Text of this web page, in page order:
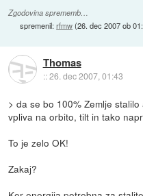
Zgodovina sprememb…
spremenil:rfmw(26. dec 2007 ob
Thomas
::26. dec 2007, 01:43
> da se bo 100% Zemlje
vpliva na orbito, tilt in tako
To je zelo OK!
Zakaj?